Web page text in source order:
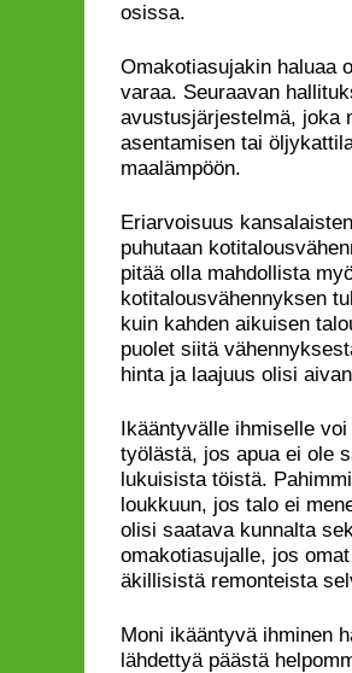
osissa.
Omakotiasujakin haluaa
varaa. Seuraavan
avustusjärjestelmä, joka
asentamisen tai
maalämpöön.
Eriarvoisuus
puhutaan
pitää olla mahdollista
kotitalousvähennyksen
kuin kahden aikuisen
puolet siitä
hinta ja laajuus olisi
Ikääntyvälle ihmiselle
työlästä, jos apua ei ole
lukuisista töistä.
loukkuun, jos talo ei
olisi saatava kunnalta
omakotiasujalle, jos
äkillisistä remonteista
Moni ikääntyvä ihminen
lähdettyä päästä